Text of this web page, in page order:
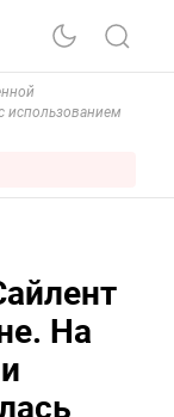
использованием
На